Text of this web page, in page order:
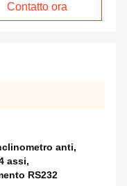
Contatto ora
anti,
assi,
RS232